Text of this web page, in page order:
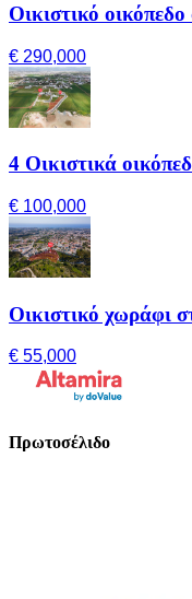
Οικιστικό
€ 290,000
4 Οικιστικά
€ 100,000
Οικιστικό χωράφι
€ 55,000
Πρωτοσέλιδο